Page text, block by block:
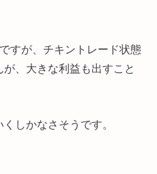
すが、チキントレード状態
、大きな利益も出すこと
しかなさそうです。